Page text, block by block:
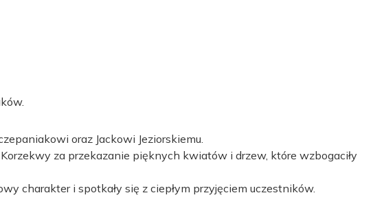
oraz Jackowi Jeziorskiemu.
za przekazanie pięknych kwiatów i drzew, które wzbogaciły
charakter i spotkały się z ciepłym przyjęciem uczestników.